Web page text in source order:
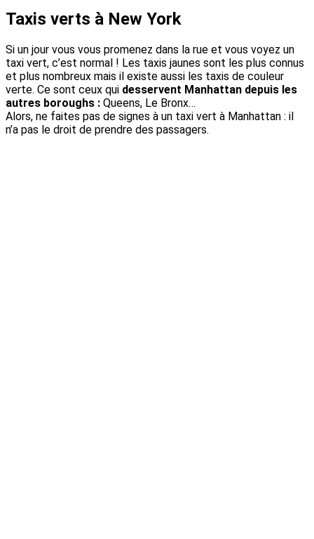
Taxis verts à New York
Si un jour vous vous promenez dans la rue et vous voyez un
taxi vert, c’est normal ! Les taxis jaunes sont les plus connus
et plus nombreux mais il existe aussi les taxis de couleur
verte. Ce sont ceux qui desservent Manhattan depuis les
autres boroughs : Queens, Le Bronx…
Alors, ne faites pas de signes à un taxi vert à Manhattan : il
n’a pas le droit de prendre des passagers.